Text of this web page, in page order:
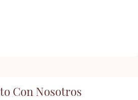
Con Nosotros